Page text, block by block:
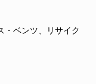
・ベンツ、リサイク